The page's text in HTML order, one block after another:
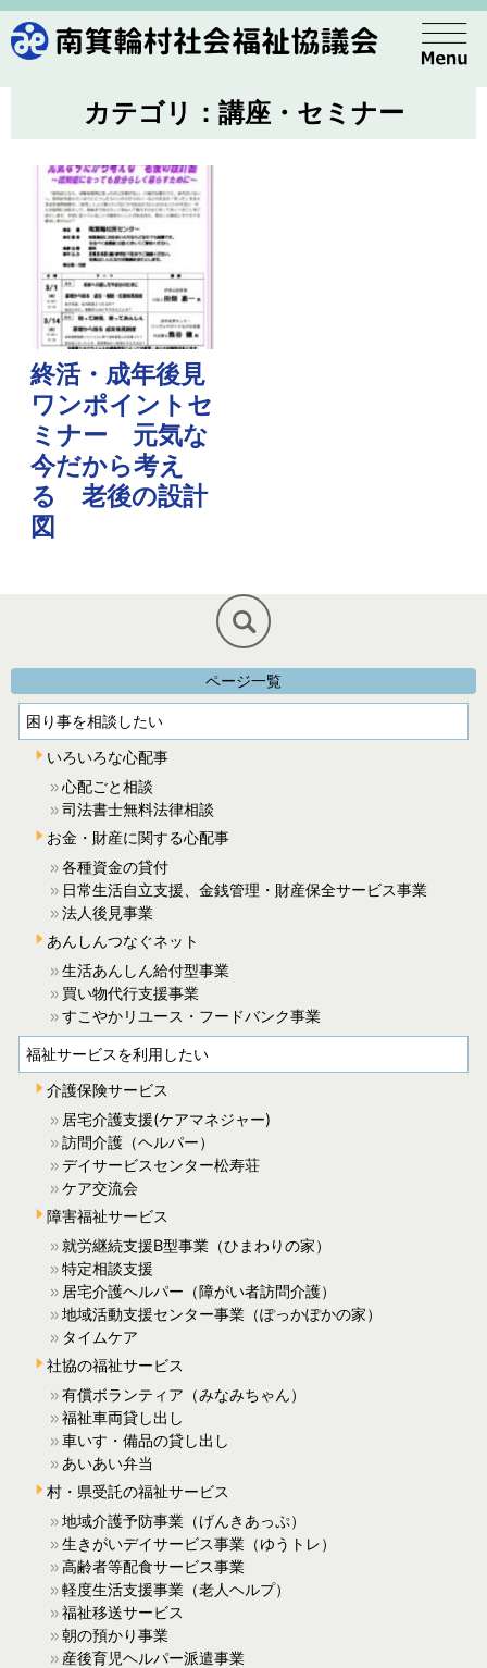
カテゴリ：講座・セミナー
終活・成年後見
ワンポイントセ
ミナー 元気な
今だから考え
る 老後の設計
図
ページ一覧
困り事を相談したい
いろいろな心配事
心配ごと相談
司法書士無料法律相談
お金・財産に関する心配事
各種資金の貸付
日常生活自立支援、金銭管理・財産保全サービス事業
法人後見事業
あんしんつなぐネット
生活あんしん給付型事業
買い物代行支援事業
すこやかリユース・フードバンク事業
福祉サービスを利用したい
介護保険サービス
居宅介護支援(ケアマネジャー)
訪問介護（ヘルパー）
デイサービスセンター松寿荘
ケア交流会
障害福祉サービス
就労継続支援B型事業（ひまわりの家）
特定相談支援
居宅介護ヘルパー（障がい者訪問介護）
地域活動支援センター事業（ぽっかぽかの家）
タイムケア
社協の福祉サービス
有償ボランティア（みなみちゃん）
福祉車両貸し出し
車いす・備品の貸し出し
あいあい弁当
村・県受託の福祉サービス
地域介護予防事業（げんきあっぷ）
生きがいデイサービス事業（ゆうトレ）
高齢者等配食サービス事業
軽度生活支援事業（老人ヘルプ）
福祉移送サービス
朝の預かり事業
産後育児ヘルパー派遣事業